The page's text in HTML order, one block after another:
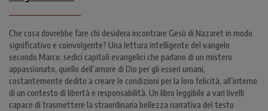
Che cosa dovrebbe fare chi desidera incontrare Gesù di Nazaret in modo
significativo e coinvolgente? Una lettura intelligente del vangelo
secondo Marco: sedici capitoli evangelici che parlano di un mistero
appassionato, quello dell’amore di Dio per gli esseri umani,
costantemente dedito a creare le condizioni per la loro felicità, all’interno
di un contesto di libertà e responsabilità. Un libro leggibile a vari livelli
capace di trasmettere la straordinaria bellezza narrativa del testo